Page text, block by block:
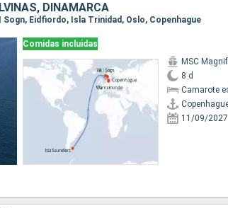
DINAMARCA
Sogn, Eidfiordo, Isla Trinidad, Oslo, Copenhague
Comidas incluidas
MSC
8 d
Camarote
11/09/2027